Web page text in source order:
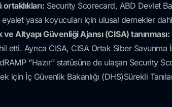
Security Scorecard, ABD Devlet
yasa koyucuları için ulusal dernekler
Altyapı Güvenliği Ajansı (CISA) tanınması:
etti. Ayrıca CISA, CISA Ortak Siber
‘’Hazır’’ statüsüne de ulaşan
için İç Güvenlik Bakanlığı (DHS)Sürekli